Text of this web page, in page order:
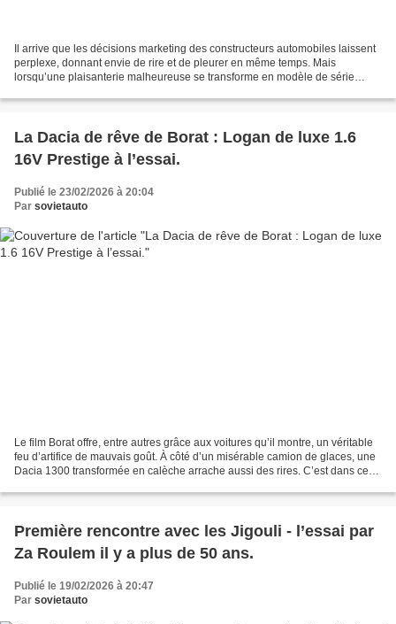
Il arrive que les décisions marketing des constructeurs automobiles laissent
perplexe, donnant envie de rire et de pleurer en même temps. Mais
lorsqu’une plaisanterie malheureuse se transforme en modèle de série
La Dacia de rêve de Borat : Logan de luxe 1.6
16V Prestige à l’essai.
Publié le 23/02/2026 à 20:04
Par sovietauto
Le film Borat offre, entre autres grâce aux voitures qu’il montre, un véritable
feu d’artifice de mauvais goût. À côté d’un misérable camion de glaces, une
Dacia 1300 transformée en calèche arrache aussi des rires. C’est dans ce
Première rencontre avec les Jigouli - l’essai par
Za Roulem il y a plus de 50 ans.
Publié le 19/02/2026 à 20:47
Par sovietauto